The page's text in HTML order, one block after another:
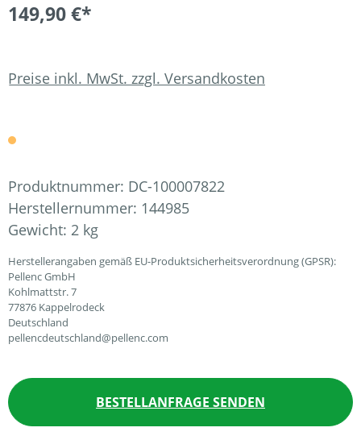
149,90 €*
Preise inkl. MwSt. zzgl. Versandkosten
Produktnummer: DC-100007822
Herstellernummer: 144985
Gewicht: 2 kg
Herstellerangaben gemäß EU-Produktsicherheitsverordnung (GPSR):
Pellenc GmbH
Kohlmattstr. 7
77876 Kappelrodeck
Deutschland
pellencdeutschland@pellenc.com
BESTELLANFRAGE SENDEN